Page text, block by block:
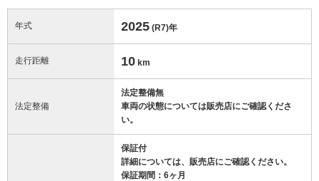
年式 2025 (R7)年
走行距離 10 km
法定整備
法定整備無
車両の状態については販売店にご確認くださ
い。
保証付
詳細については、販売店にご確認ください。
保証期間：6ヶ月